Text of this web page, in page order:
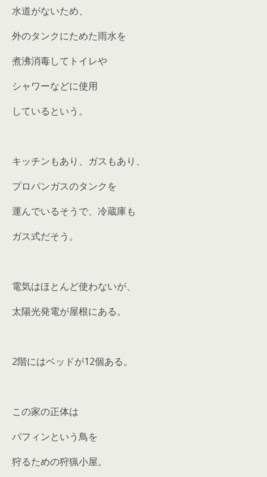
水道がないため、
外のタンクにためた雨水を
煮沸消毒してトイレや
シャワーなどに使用
しているという。
キッチンもあり、ガスもあり、
プロパンガスのタンクを
運んでいるそうで、冷蔵庫も
ガス式だそう。
電気はほとんど使わないが、
太陽光発電が屋根にある。
2階にはベッドが12個ある。
この家の正体は
パフィンという鳥を
狩るための狩猟小屋。